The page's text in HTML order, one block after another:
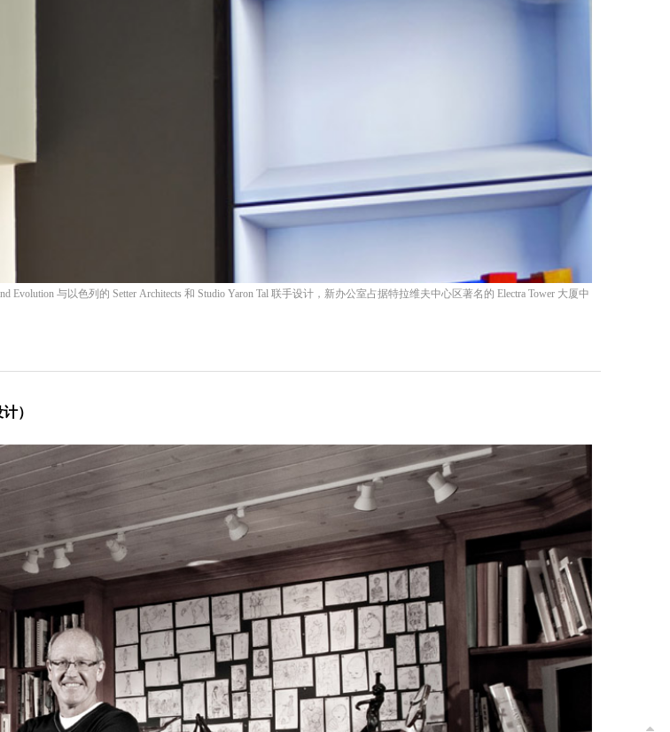
与以色列的 Setter Architects 和 Studio Yaron Tal 联手设计，新办公室占据特拉维夫中心区著名的 Electra Tower 大厦中
）